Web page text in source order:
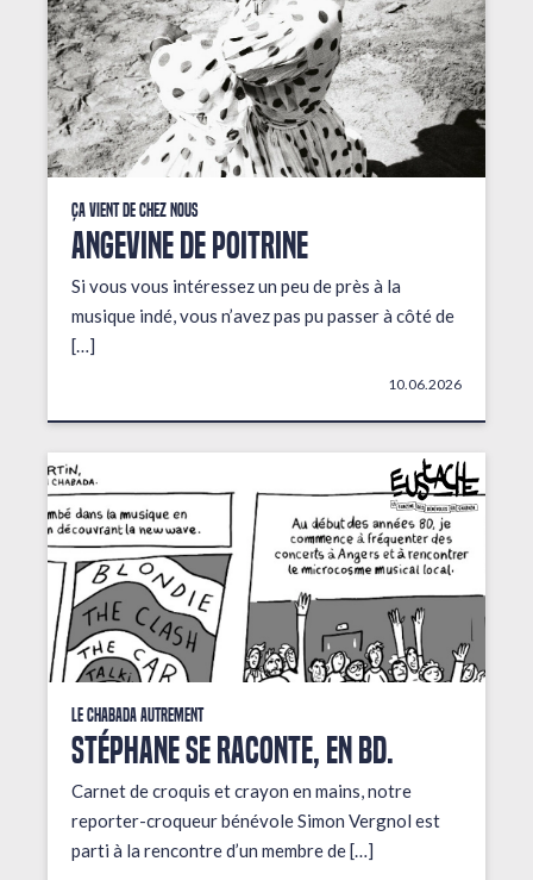
Ça vient de chez nous
ANGEVINE DE POITRINE
Si vous vous intéressez un peu de près à la
musique indé, vous n’avez pas pu passer à côté de
[…]
10.06.2026
Le Chabada autrement
STÉPHANE SE RACONTE, EN BD.
Carnet de croquis et crayon en mains, notre
reporter-croqueur bénévole Simon Vergnol est
parti à la rencontre d’un membre de […]